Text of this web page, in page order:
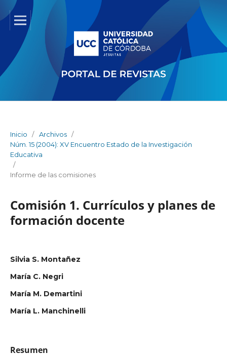
Inicio / Archivos /
Núm. 15 (2004): XV Encuentro Estado de la Investigación
Educativa
/
Informe de las comisiones
Comisión 1. Currículos y planes de
formación docente
Silvia S. Montañez
María C. Negri
María M. Demartini
María L. Manchinelli
Resumen